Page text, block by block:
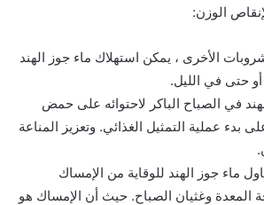
الوزن:
الأخرى ، يمكن استهلاك ماء جوز الهند
حتى في الليل.
في الصباح الباكر لاحتوائه على حمض
بدء عملية التمثيل الغذائي. وتعزيز المناعة
ماء جوز الهند للوقاية من الإمساك
المعدة وغثيان الصباح. حيث أن الإمساك هو